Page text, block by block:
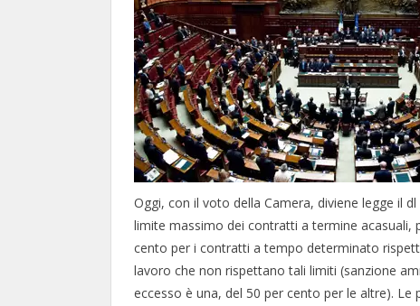
Oggi, con il voto della Camera, diviene legge il
limite massimo dei contratti a termine acasuali,
cento per i contratti a tempo determinato
lavoro che non rispettano tali limiti (sanzione
eccesso è una, del 50 per cento per le altre).